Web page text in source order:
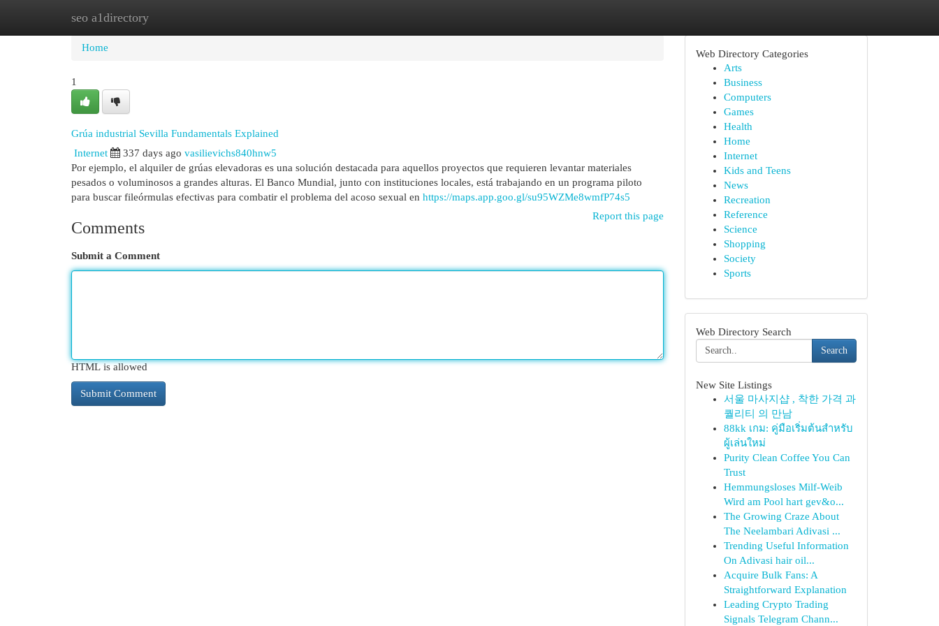
seo a1directory
Home New Site Listings
Home
1
Grúa industrial Sevilla Fundamentals Explained
Internet 337 days ago vasilievichs840hnw5
Por ejemplo, el alquiler de grúas elevadoras es una solución destacada para aquellos proyectos que requieren levantar materiales
pesados o voluminosos a grandes alturas. El Banco Mundial, junto con instituciones locales, está trabajando en un programa piloto
para buscar fileórmulas efectivas para combatir el problema del acoso sexual en https://maps.app.goo.gl/su95WZMe8wmfP74s5
Report this page
Comments
Submit a Comment
HTML is allowed
Web Directory Categories
Arts
Business
Computers
Games
Health
Home
Internet
Kids and Teens
News
Recreation
Reference
Science
Shopping
Society
Sports
Web Directory Search
Search
New Site Listings
서울 마사지샵 , 착한 가격 과
퀄리티 의 만남
88kk เกม: คู่มือเริ่มต้นสำหรับ
ผู้เล่นใหม่
Purity Clean Coffee You Can
Trust
Hemmungsloses Milf-Weib
Wird am Pool hart gev&o...
The Growing Craze About
The Neelambari Adivasi ...
Trending Useful Information
On Adivasi hair oil...
Acquire Bulk Fans: A
Straightforward Explanation
Leading Crypto Trading
Signals Telegram Chann...